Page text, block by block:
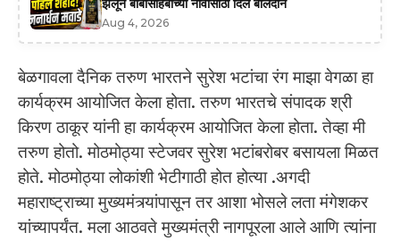
झेलून बाबासाहेबांच्या नावासाठी दिले बलिदान
Aug 4, 2026
बेळगावला दैनिक तरुण भारतने सुरेश भटांचा रंग माझा वेगळा हा
कार्यक्रम आयोजित केला होता. तरुण भारतचे संपादक श्री
किरण ठाकूर यांनी हा कार्यक्रम आयोजित केला होता. तेव्हा मी
तरुण होतो. मोठमोठ्या स्टेजवर सुरेश भटांबरोबर बसायला मिळत
होते. मोठमोठ्या लोकांशी भेटीगाठी होत होत्या .अगदी
महाराष्ट्राच्या मुख्यमंत्र्यांपासून तर आशा भोसले लता मंगेशकर
यांच्यापर्यंत. मला आठवते मुख्यमंत्री नागपूरला आले आणि त्यांना